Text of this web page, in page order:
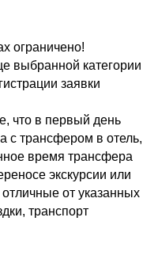
ограничено!
выбранной категории
заявки
что в первый день
с трансфером в отель,
время трансфера
экскурсии или
от указанных
транспорт